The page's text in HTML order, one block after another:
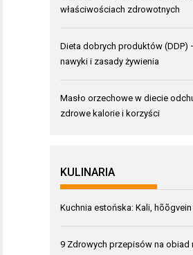
właściwościach zdrowotnych
Dieta dobrych produktów (DDP)
nawyki i zasady żywienia
Masło orzechowe w diecie
zdrowe kalorie i korzyści
KULINARIA
Kuchnia estońska: Kali,
9 Zdrowych przepisów na obiad